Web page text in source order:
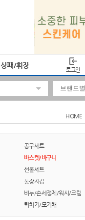
상패/휘장
로그인
HOME
공구세트
바스켓/바구니
선물세트
통장지갑
비누/손세정제/워시/크림
퇴치기/모기채